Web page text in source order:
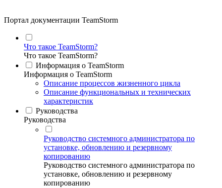
Портал документации TeamStorm
Что такое TeamStorm?
Что такое TeamStorm?
Информация о TeamStorm
Информация о TeamStorm
Описание процессов жизненного цикла
Описание функциональных и технических
характеристик
Руководства
Руководства
Руководство системного администратора по
установке, обновлению и резервному
копированию
Руководство системного администратора по
установке, обновлению и резервному
копированию